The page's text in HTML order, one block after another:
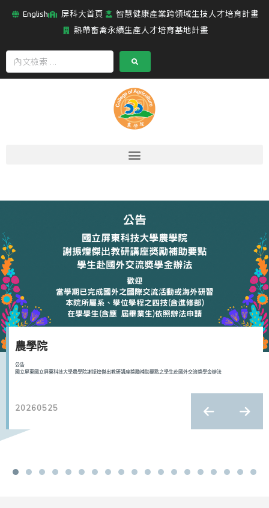
English 屏科大首頁
智慧健康產業跨領域生技人才培育計畫
熱帶畜禽永續生產人才培育基地計畫
農學院
公告
國立屏東國立屏東科技大學農學院謝振煌傑出教研講座獎勵補助要點之學生赴國外交流獎學金辦法
20260525